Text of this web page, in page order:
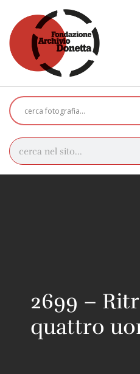
2699 –
quattro